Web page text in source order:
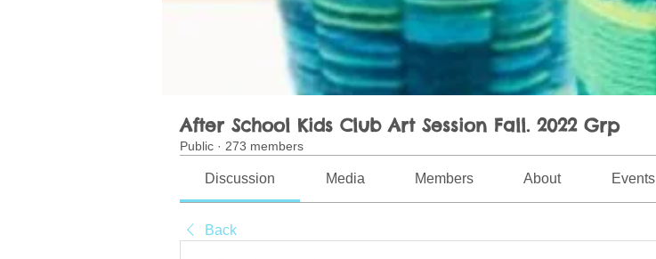
After School Kids Club Art Session Fall. 2022 Grp
Public · 273 members
Discussion Media Members About Events
Back